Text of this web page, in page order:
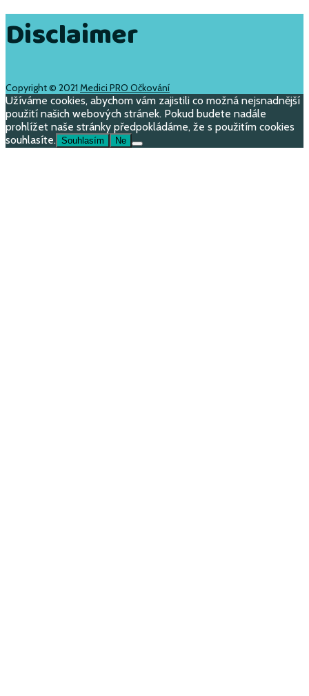
Disclaimer
Copyright © 2021 Medici PRO Očkování
Užíváme cookies, abychom vám zajistili co možná nejsnadnější
použití našich webových stránek. Pokud budete nadále
prohlížet naše stránky předpokládáme, že s použitím cookies
souhlasíte. Souhlasím Ne